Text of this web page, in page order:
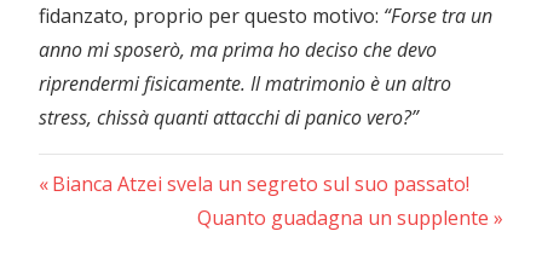
fidanzato, proprio per questo motivo: “Forse tra un
anno mi sposerò, ma prima ho deciso che devo
riprendermi fisicamente. Il matrimonio è un altro
stress, chissà quanti attacchi di panico vero?”
Navigazione
Previous
Bianca Atzei svela un segreto sul suo passato!
Next
Quanto guadagna un supplente